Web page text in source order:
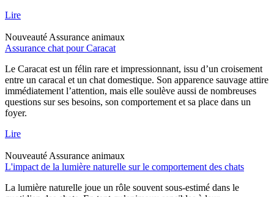
Lire
Nouveauté Assurance animaux
Assurance chat pour Caracat
Le Caracat est un félin rare et impressionnant, issu d’un croisement
entre un caracal et un chat domestique. Son apparence sauvage attire
immédiatement l’attention, mais elle soulève aussi de nombreuses
questions sur ses besoins, son comportement et sa place dans un
foyer.
Lire
Nouveauté Assurance animaux
L'impact de la lumière naturelle sur le comportement des chats
La lumière naturelle joue un rôle souvent sous-estimé dans le